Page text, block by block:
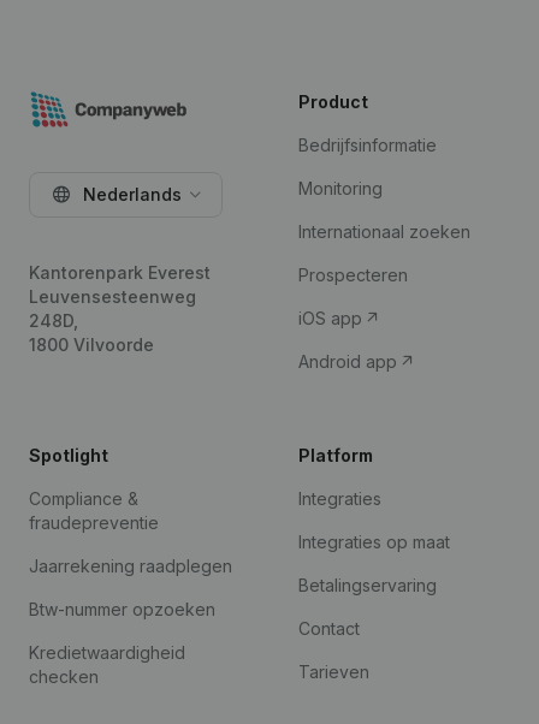
Nederlands
Kantorenpark Everest
Leuvensesteenweg
248D,
1800 Vilvoorde
Product
Bedrijfsinformatie
Monitoring
Internationaal zoeken
Prospecteren
iOS app
Android app
Spotlight
Compliance &
fraudepreventie
Jaarrekening raadplegen
Btw-nummer opzoeken
Kredietwaardigheid
checken
Platform
Integraties
Integraties op maat
Betalingservaring
Contact
Tarieven